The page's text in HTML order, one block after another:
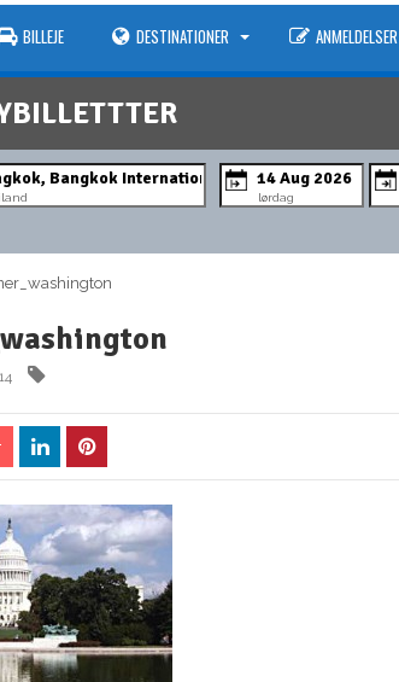
BILLEJE DESTINATIONER ANMELDELSER
lørdag